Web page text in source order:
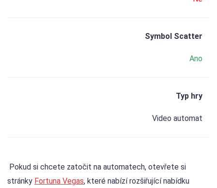
Symbol Scatter
Ano
Typ hry
Video automat
​ Pokud si chcete zatočit na automatech, otevřete si
stránky Fortuna Vegas, které nabízí rozšiřující nabídku